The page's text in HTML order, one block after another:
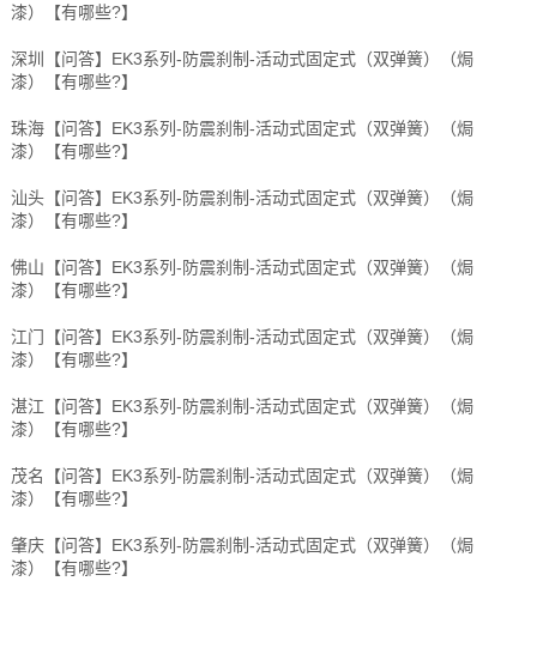
漆）【有哪些?】
深圳【问答】EK3系列-防震刹制-活动式固定式（双弹簧）（焗
漆）【有哪些?】
珠海【问答】EK3系列-防震刹制-活动式固定式（双弹簧）（焗
漆）【有哪些?】
汕头【问答】EK3系列-防震刹制-活动式固定式（双弹簧）（焗
漆）【有哪些?】
佛山【问答】EK3系列-防震刹制-活动式固定式（双弹簧）（焗
漆）【有哪些?】
江门【问答】EK3系列-防震刹制-活动式固定式（双弹簧）（焗
漆）【有哪些?】
湛江【问答】EK3系列-防震刹制-活动式固定式（双弹簧）（焗
漆）【有哪些?】
茂名【问答】EK3系列-防震刹制-活动式固定式（双弹簧）（焗
漆）【有哪些?】
肇庆【问答】EK3系列-防震刹制-活动式固定式（双弹簧）（焗
漆）【有哪些?】